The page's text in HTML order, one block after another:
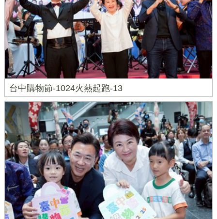
台中購物節-1024火熱起跑-13